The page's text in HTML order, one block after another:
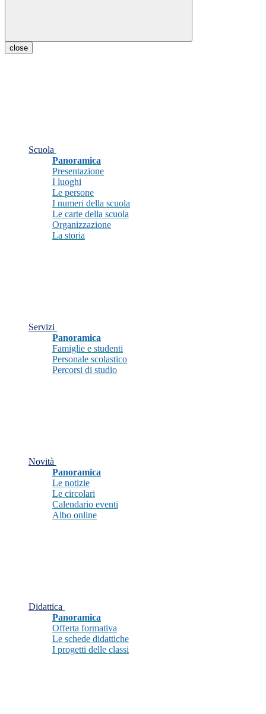
close
Scuola
Panoramica
Presentazione
I luoghi
Le persone
I numeri della scuola
Le carte della scuola
Organizzazione
La storia
Servizi
Panoramica
Famiglie e studenti
Personale scolastico
Percorsi di studio
Novità
Panoramica
Le notizie
Le circolari
Calendario eventi
Albo online
Didattica
Panoramica
Offerta formativa
Le schede didattiche
I progetti delle classi